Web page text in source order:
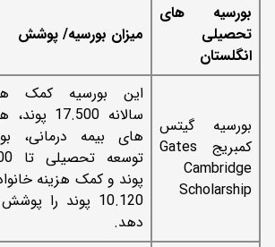
بورسیه های
تحصیلی
انگلستان
میزان بورسیه/ پوشش
بورسیه گیتس
کمبریج Gates
Cambridge
Scholarship
این بورسیه کمک
سالانه 17.500
های بیمه درمانی،
پوند و کمک هزینه
10.120 پوند را
دهد.